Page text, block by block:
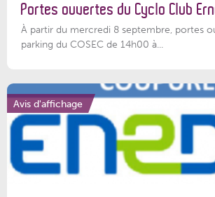
Portes ouvertes du Cyclo Club
À partir du mercredi 8 septembre, portes
parking du COSEC de 14h00 à...
Avis d'affichage